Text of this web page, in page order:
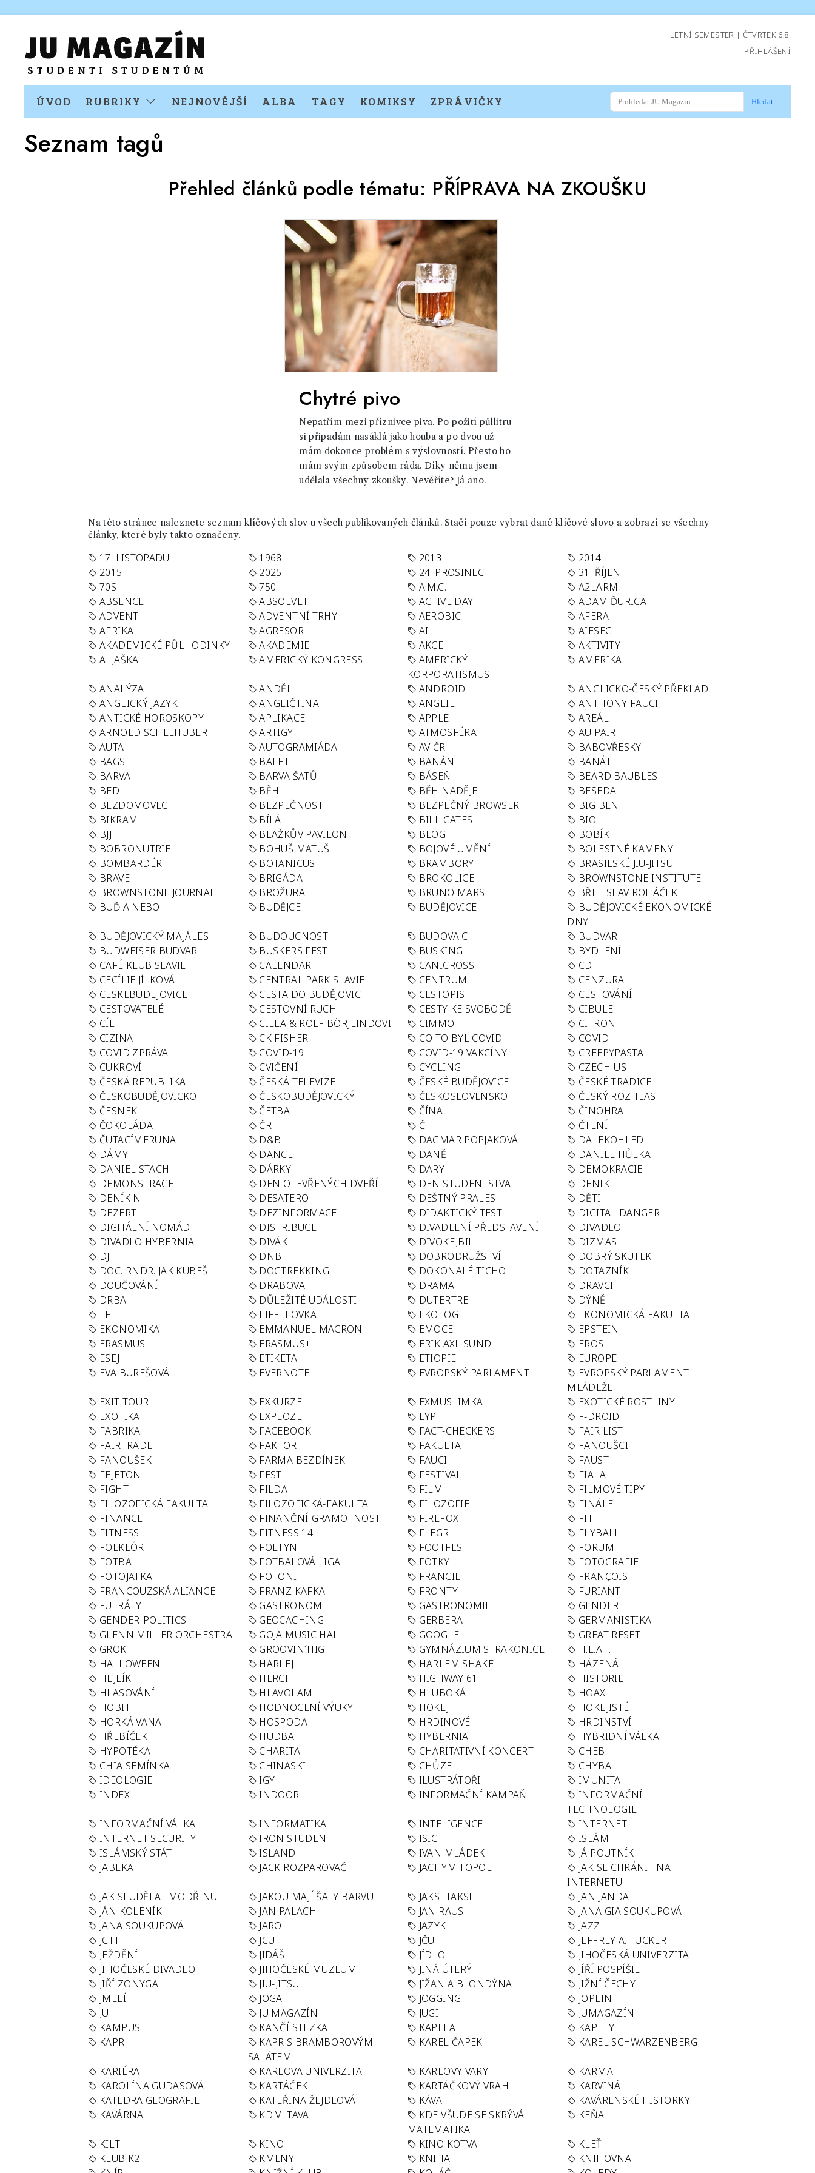
LETNÍ SEMESTER | ČTVRTEK 6.8.
PŘIHLÁŠENÍ
ÚVOD RUBRIKY NEJNOVĚJŠÍ ALBA TAGY KOMIKSY ZPRÁVIČKY Hledat
Seznam tagů
Přehled článků podle tématu: PŘÍPRAVA NA ZKOUŠKU
Chytré pivo
Nepatřím mezi příznivce piva. Po požití půllitru
si připadám nasáklá jako houba a po dvou už
mám dokonce problém s výslovností. Přesto ho
mám svým způsobem ráda. Díky němu jsem
udělala všechny zkoušky. Nevěříte? Já ano.
Na této stránce naleznete seznam klíčových slov u všech publikovaných článků. Stačí pouze vybrat dané klíčové slovo a zobrazí se všechny
články, které byly takto označeny.
17. LISTOPADU 1968 2013
2014
2015
2025 24. PROSINEC
31. ŘÍJEN
70S
750 A.M.C.
A2LARM
ABSENCE
ABSOLVET ACTIVE DAY
ADAM ĎURICA
ADVENT
ADVENTNÍ TRHY AEROBIC
AFERA
AFRIKA
AGRESOR AI
AIESEC
AKADEMICKÉ PŮLHODINKY
AKADEMIE AKCE
AKTIVITY
ALJAŠKA
AMERICKÝ KONGRESS
AMERICKÝ
KORPORATISMUS
AMERIKA
ANALÝZA ANDĚL ANDROID
ANGLICKO-ČESKÝ PŘEKLAD
ANGLICKÝ JAZYK
ANGLIČTINA ANGLIE
ANTHONY FAUCI
ANTICKÉ HOROSKOPY
APLIKACE APPLE
AREÁL
ARNOLD SCHLEHUBER
ARTIGY ATMOSFÉRA
AU PAIR
AUTA
AUTOGRAMIÁDA AV ČR
BABOVŘESKY
BAGS
BALET BANÁN
BANÁT
BARVA
BARVA ŠATŮ BÁSEŇ
BEARD BAUBLES
BED
BĚH BĚH NADĚJE
BESEDA
BEZDOMOVEC
BEZPEČNOST BEZPEČNÝ BROWSER
BIG BEN
BIKRAM
BÍLÁ BILL GATES
BIO
BJJ
BLAŽKŮV PAVILON BLOG
BOBÍK
BOBRONUTRIE
BOHUŠ MATUŠ BOJOVÉ UMĚNÍ
BOLESTNÉ KAMENY
BOMBARDÉR
BOTANICUS BRAMBORY
BRASILSKÉ JIU-JITSU
BRAVE
BRIGÁDA BROKOLICE
BROWNSTONE INSTITUTE
BROWNSTONE JOURNAL
BROŽURA BRUNO MARS
BŘETISLAV ROHÁČEK
BUĎ A NEBO
BUDĚJCE BUDĚJOVICE
BUDĚJOVICKÉ EKONOMICKÉ
DNY
BUDĚJOVICKÝ MAJÁLES
BUDOUCNOST BUDOVA C
BUDVAR
BUDWEISER BUDVAR
BUSKERS FEST BUSKING
BYDLENÍ
CAFÉ KLUB SLAVIE
CALENDAR CANICROSS
CD
CECÍLIE JÍLKOVÁ
CENTRAL PARK SLAVIE CENTRUM
CENZURA
CESKEBUDEJOVICE
CESTA DO BUDĚJOVIC CESTOPIS
CESTOVÁNÍ
CESTOVATELÉ
CESTOVNÍ RUCH CESTY KE SVOBODĚ
CIBULE
CÍL
CILLA & ROLF BÖRJLINDOVI CIMMO
CITRON
CIZINA
CK FISHER CO TO BYL COVID
COVID
COVID ZPRÁVA
COVID-19 COVID-19 VAKCÍNY
CREEPYPASTA
CUKROVÍ
CVIČENÍ CYCLING
CZECH-US
ČESKÁ REPUBLIKA
ČESKÁ TELEVIZE ČESKÉ BUDĚJOVICE
ČESKÉ TRADICE
ČESKOBUDĚJOVICKO
ČESKOBUDĚJOVICKÝ ČESKOSLOVENSKO
ČESKÝ ROZHLAS
ČESNEK
ČETBA ČÍNA
ČINOHRA
ČOKOLÁDA
ČR ČT
ČTENÍ
ČUTACÍMERUNA
D&B DAGMAR POPJAKOVÁ
DALEKOHLED
DÁMY
DANCE DANĚ
DANIEL HŮLKA
DANIEL STACH
DÁRKY DARY
DEMOKRACIE
DEMONSTRACE
DEN OTEVŘENÝCH DVEŘÍ DEN STUDENTSTVA
DENIK
DENÍK N
DESATERO DEŠTNÝ PRALES
DĚTI
DEZERT
DEZINFORMACE DIDAKTICKÝ TEST
DIGITAL DANGER
DIGITÁLNÍ NOMÁD
DISTRIBUCE DIVADELNÍ PŘEDSTAVENÍ
DIVADLO
DIVADLO HYBERNIA
DIVÁK DIVOKEJBILL
DIZMAS
DJ
DNB DOBRODRUŽSTVÍ
DOBRÝ SKUTEK
DOC. RNDR. JAK KUBEŠ
DOGTREKKING DOKONALÉ TICHO
DOTAZNÍK
DOUČOVÁNÍ
DRABOVA DRAMA
DRAVCI
DRBA
DŮLEŽITÉ UDÁLOSTI DUTERTRE
DÝNĚ
EF
EIFFELOVKA EKOLOGIE
EKONOMICKÁ FAKULTA
EKONOMIKA
EMMANUEL MACRON EMOCE
EPSTEIN
ERASMUS
ERASMUS+ ERIK AXL SUND
EROS
ESEJ
ETIKETA ETIOPIE
EUROPE
EVA BUREŠOVÁ
EVERNOTE EVROPSKÝ PARLAMENT
EVROPSKÝ PARLAMENT
MLÁDEŽE
EXIT TOUR
EXKURZE EXMUSLIMKA
EXOTICKÉ ROSTLINY
EXOTIKA
EXPLOZE EYP
F-DROID
FABRIKA
FACEBOOK FACT-CHECKERS
FAIR LIST
FAIRTRADE
FAKTOR FAKULTA
FANOUŠCI
FANOUŠEK
FARMA BEZDÍNEK FAUCI
FAUST
FEJETON
FEST FESTIVAL
FIALA
FIGHT
FILDA FILM
FILMOVÉ TIPY
FILOZOFICKÁ FAKULTA
FILOZOFICKÁ-FAKULTA FILOZOFIE
FINÁLE
FINANCE
FINANČNÍ-GRAMOTNOST FIREFOX
FIT
FITNESS
FITNESS 14 FLEGR
FLYBALL
FOLKLÓR
FOLTYN FOOTFEST
FORUM
FOTBAL
FOTBALOVÁ LIGA FOTKY
FOTOGRAFIE
FOTOJATKA
FOTONI FRANCIE
FRANÇOIS
FRANCOUZSKÁ ALIANCE
FRANZ KAFKA FRONTY
FURIANT
FUTRÁLY
GASTRONOM GASTRONOMIE
GENDER
GENDER-POLITICS
GEOCACHING GERBERA
GERMANISTIKA
GLENN MILLER ORCHESTRA
GOJA MUSIC HALL GOOGLE
GREAT RESET
GROK
GROOVIN´HIGH GYMNÁZIUM STRAKONICE
H.E.A.T.
HALLOWEEN
HARLEJ HARLEM SHAKE
HÁZENÁ
HEJLÍK
HERCI HIGHWAY 61
HISTORIE
HLASOVÁNÍ
HLAVOLAM HLUBOKÁ
HOAX
HOBIT
HODNOCENÍ VÝUKY HOKEJ
HOKEJISTÉ
HORKÁ VANA
HOSPODA HRDINOVÉ
HRDINSTVÍ
HŘEBÍČEK
HUDBA HYBERNIA
HYBRIDNÍ VÁLKA
HYPOTÉKA
CHARITA CHARITATIVNÍ KONCERT
CHEB
CHIA SEMÍNKA
CHINASKI CHŮZE
CHYBA
IDEOLOGIE
IGY ILUSTRÁTOŘI
IMUNITA
INDEX
INDOOR INFORMAČNÍ KAMPAŇ
INFORMAČNÍ
TECHNOLOGIE
INFORMAČNÍ VÁLKA
INFORMATIKA INTELIGENCE
INTERNET
INTERNET SECURITY
IRON STUDENT ISIC
ISLÁM
ISLÁMSKÝ STÁT
ISLAND IVAN MLÁDEK
JÁ POUTNÍK
JABLKA
JACK ROZPAROVAČ JACHYM TOPOL
JAK SE CHRÁNIT NA
INTERNETU
JAK SI UDĚLAT MODŘINU
JAKOU MAJÍ ŠATY BARVU JAKSI TAKSI
JAN JANDA
JÁN KOLENÍK
JAN PALACH JAN RAUS
JANA GIA SOUKUPOVÁ
JANA SOUKUPOVÁ
JARO JAZYK
JAZZ
JCTT
JCU JČU
JEFFREY A. TUCKER
JEŽDĚNÍ
JIDÁŠ JÍDLO
JIHOČESKÁ UNIVERZITA
JIHOČESKÉ DIVADLO
JIHOČESKÉ MUZEUM JINÁ ÚTERÝ
JÍŘÍ POSPÍŠIL
JIŘÍ ZONYGA
JIU-JITSU JIŽAN A BLONDÝNA
JIŽNÍ ČECHY
JMELÍ
JOGA JOGGING
JOPLIN
JU
JU MAGAZÍN JUGI
JUMAGAZÍN
KAMPUS
KANČÍ STEZKA KAPELA
KAPELY
KAPR
KAPR S BRAMBOROVÝM
SALÁTEM
KAREL ČAPEK KAREL SCHWARZENBERG
KARIÉRA KARLOVA UNIVERZITA KARLOVY VARY
KARMA
KAROLÍNA GUDASOVÁ
KARTÁČEK KARTÁČKOVÝ VRAH
KARVINÁ
KATEDRA GEOGRAFIE
KATEŘINA ŽEJDLOVÁ KÁVA
KAVÁRENSKÉ HISTORKY
KAVÁRNA
KD VLTAVA
KDE VŠUDE SE SKRÝVÁ
MATEMATIKA
KEŇA
KILT KINO KINO KOTVA
KLEŤ
KLUB K2
KMENY KNIHA
KNIHOVNA